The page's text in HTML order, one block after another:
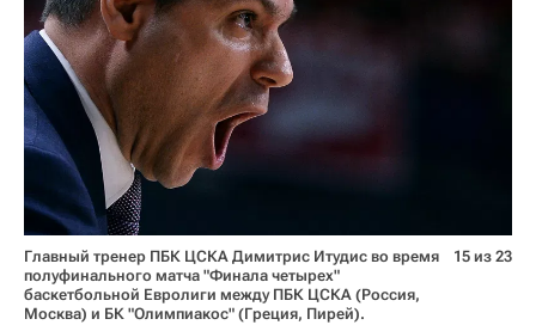
Главный тренер ПБК ЦСКА Димитрис Итудис во время
полуфинального матча "Финала четырех"
баскетбольной Евролиги между ПБК ЦСКА (Россия,
Москва) и БК "Олимпиакос" (Греция, Пирей).
15 из 23